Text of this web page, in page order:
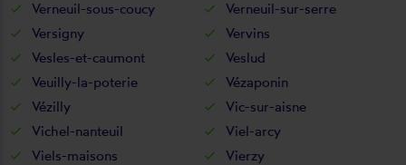
Verneuil-sous-coucy
Verneuil-sur-serre
Versigny
Vervins
Vesles-et-caumont
Veslud
Veuilly-la-poterie
Vézaponin
Vézilly
Vic-sur-aisne
Vichel-nanteuil
Viel-arcy
Viels-maisons
Vierzy